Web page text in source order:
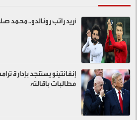
أريد راتب رونالدو.. محمد
إنفانتينو يستنجد بإدارة
مطالبات باقالته